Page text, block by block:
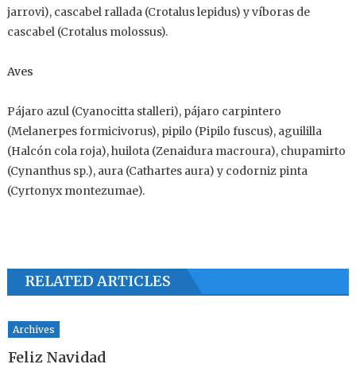
jarrovi), cascabel rallada (Crotalus lepidus) y víboras de
cascabel (Crotalus molossus).
Aves
Pájaro azul (Cyanocitta stalleri), pájaro carpintero
(Melanerpes formicivorus), pipilo (Pipilo fuscus), aguililla
(Halcón cola roja), huilota (Zenaidura macroura), chupamirto
(Cynanthus sp.), aura (Cathartes aura) y codorniz pinta
(Cyrtonyx montezumae).
RELATED ARTICLES
Archives
Feliz Navidad